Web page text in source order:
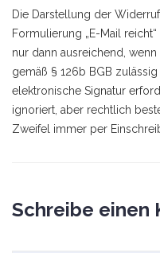
Die Darstellung der
Formulierung „E-Mail
nur dann ausreichend,
gemäß § 126b BGB
elektronische Signatur
ignoriert, aber rechtlich
Zweifel immer per
Schreibe einen